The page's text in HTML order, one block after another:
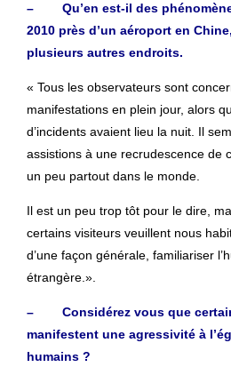
– Qu’en est-il des
2010 près d’un aéroport en
plusieurs autres endroits.
« Tous les observateurs sont
manifestations en plein jour, alors
d’incidents avaient lieu la nuit. Il
assistions à une recrudescence de
un peu partout dans le monde.
Il est un peu trop tôt pour le dire,
certains visiteurs veuillent nous
d’une façon générale, familiariser
étrangère.».
– Considérez vous que
manifestent une agressivité à
humains ?